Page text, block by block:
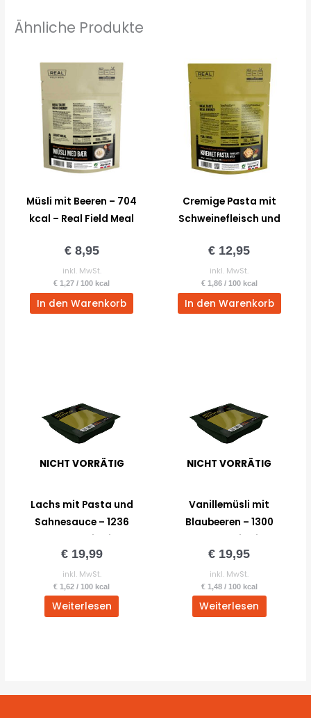
Ähnliche Produkte
Müsli mit Beeren – 704
kcal – Real Field Meal
€8,95
inkl. MwSt.
€ 1,27 / 100 kcal
In den Warenkorb
Cremige Pasta mit
Schweinefleisch und
Real Field Meal
€ 12,95
inkl. MwSt.
€1,86/ 100 kcal
In den Warenkorb
NICHT VORRÄTIG
Lachs mit Pasta und
Sahnesauce – 1236
kcal – Arctic Field
Ration
€19,99
inkl. MwSt.
€ 1,62 / 100 kcal
Weiterlesen
NICHT VORRÄTIG
Vanillemüsli mit
Blaubeeren – 1300
kcal – Arctic Field
Ration
€ 19,95
inkl. MwSt.
€1,48/ 100 kcal
Weiterlesen